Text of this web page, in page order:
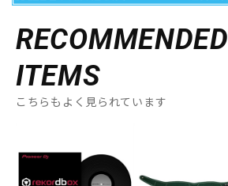
RECOMMENDED
ITEMS
こちらもよく見られています